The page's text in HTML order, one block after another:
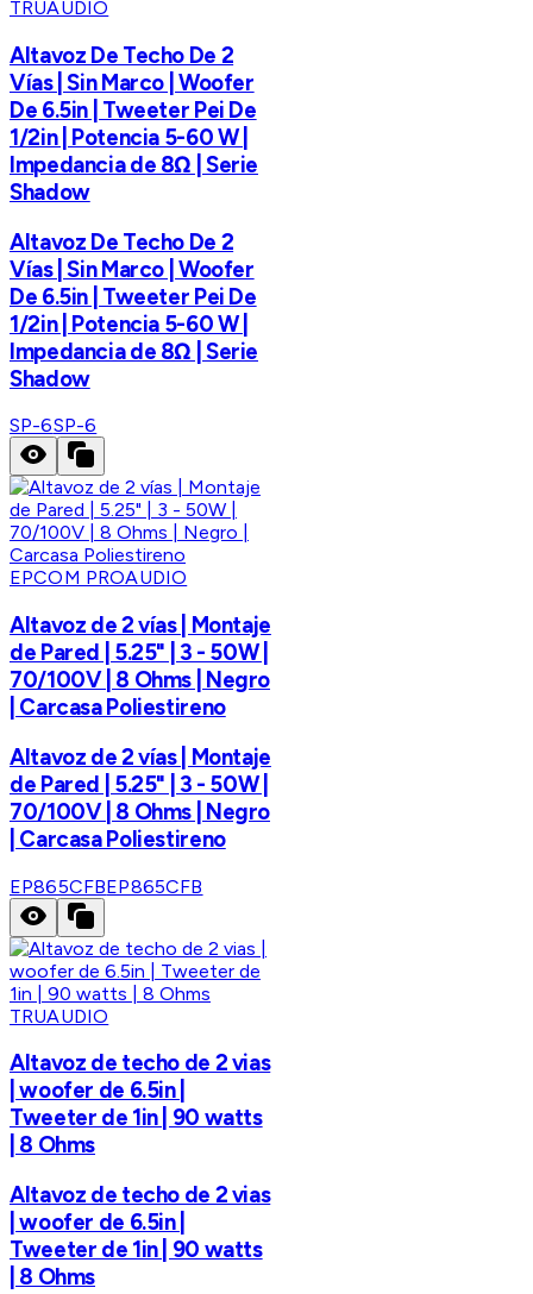
TRUAUDIO
Altavoz De Techo De 2
Vías | Sin Marco | Woofer
De 6.5in | Tweeter Pei De
1/2in | Potencia 5-60 W |
Impedancia de 8Ω | Serie
Shadow
Altavoz De Techo De 2
Vías | Sin Marco | Woofer
De 6.5in | Tweeter Pei De
1/2in | Potencia 5-60 W |
Impedancia de 8Ω | Serie
Shadow
SP-6SP-6
EPCOM PROAUDIO
Altavoz de 2 vías | Montaje
de Pared | 5.25" | 3 - 50W |
70/100V | 8 Ohms | Negro
| Carcasa Poliestireno
Altavoz de 2 vías | Montaje
de Pared | 5.25" | 3 - 50W |
70/100V | 8 Ohms | Negro
| Carcasa Poliestireno
EP865CFBEP865CFB
TRUAUDIO
Altavoz de techo de 2 vias
| woofer de 6.5in |
Tweeter de 1in | 90 watts
| 8 Ohms
Altavoz de techo de 2 vias
| woofer de 6.5in |
Tweeter de 1in | 90 watts
| 8 Ohms